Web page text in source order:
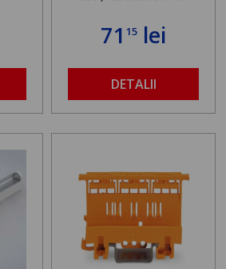
7115 lei
DETALII